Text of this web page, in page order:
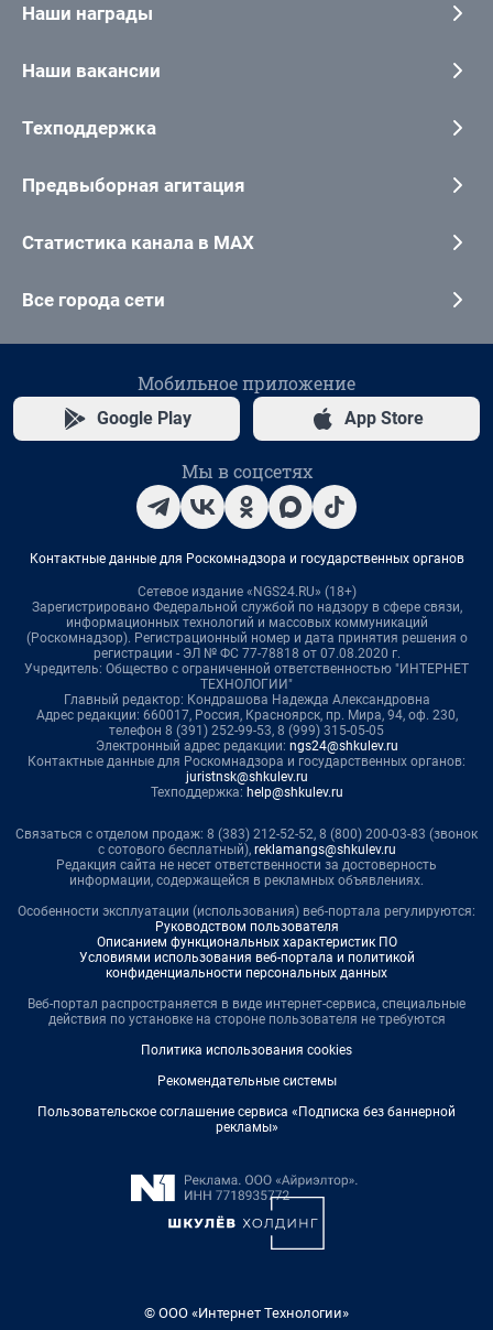
Наши награды
Наши вакансии
Техподдержка
Предвыборная агитация
Статистика канала в MAX
Все города сети
Мобильное приложение
Google Play App Store
Мы в соцсетях
Контактные данные для Роскомнадзора и государственных органов
Сетевое издание «NGS24.RU» (18+)
Зарегистрировано Федеральной службой по надзору в сфере связи,
информационных технологий и массовых коммуникаций
(Роскомнадзор). Регистрационный номер и дата принятия решения о
регистрации - ЭЛ № ФС 77-78818 от 07.08.2020 г.
Учредитель: Общество с ограниченной ответственностью "ИНТЕРНЕТ
ТЕХНОЛОГИИ"
Главный редактор: Кондрашова Надежда Александровна
Адрес редакции: 660017, Россия, Красноярск, пр. Мира, 94, оф. 230,
телефон 8 (391) 252-99-53, 8 (999) 315-05-05
Электронный адрес редакции: ngs24@shkulev.ru
Контактные данные для Роскомнадзора и государственных органов:
juristnsk@shkulev.ru
Техподдержка: help@shkulev.ru
Связаться с отделом продаж: 8 (383) 212-52-52, 8 (800) 200-03-83 (звонок
с сотового бесплатный), reklamangs@shkulev.ru
Редакция сайта не несет ответственности за достоверность
информации, содержащейся в рекламных объявлениях.
Особенности эксплуатации (использования) веб-портала регулируются:
Руководством пользователя
Описанием функциональных характеристик ПО
Условиями использования веб-портала и политикой
конфиденциальности персональных данных
Веб-портал распространяется в виде интернет-сервиса, специальные
действия по установке на стороне пользователя не требуются
Политика использования cookies
Рекомендательные системы
Пользовательское соглашение сервиса «Подписка без баннерной
рекламы»
© ООО «Интернет Технологии»